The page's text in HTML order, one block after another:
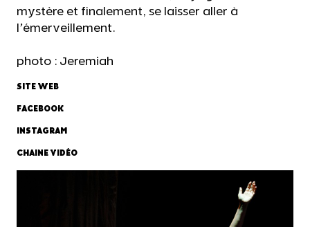
mystère et finalement, se laisser aller à
l’émerveillement.
photo : Jeremiah
SITE WEB
FACEBOOK
INSTAGRAM
CHAINE VIDÉO